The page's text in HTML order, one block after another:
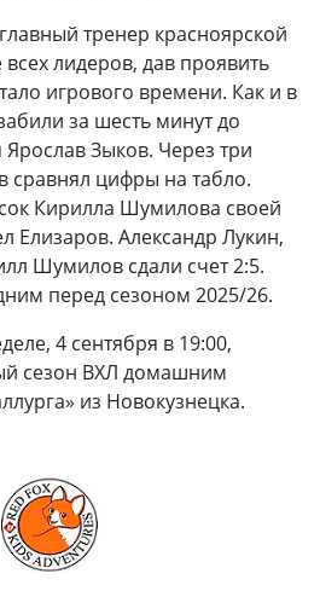
тренер красноярской
лидеров, дав проявить
игрового времени. Как и в
за шесть минут до
Зыков. Через три
сравнял цифры на табло.
Кирилла Шумилова своей
Елизаров. Александр Лукин,
Шумилов сдали счет 2:5.
перед сезоном 2025/26.
4 сентября в 19:00,
сезон ВХЛ домашним
из Новокузнецка.